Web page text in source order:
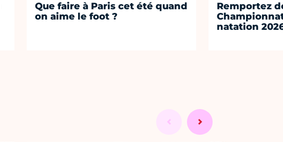
Que faire à Paris cet été quand
on aime le foot ?
Remportez
natation